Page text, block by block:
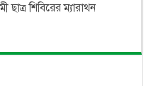
শিবিরের ম্যারাথন